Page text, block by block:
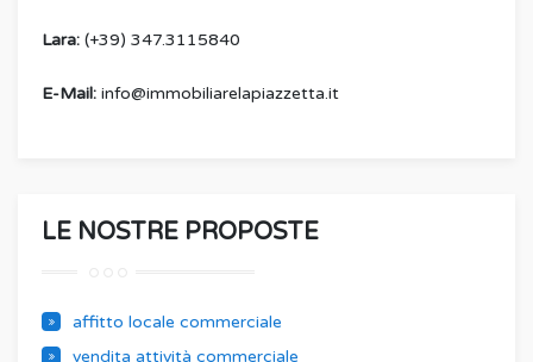
Lara: (+39) 347.3115840
E-Mail: info@immobiliarelapiazzetta.it
LE NOSTRE PROPOSTE
affitto locale commerciale
vendita attività commerciale